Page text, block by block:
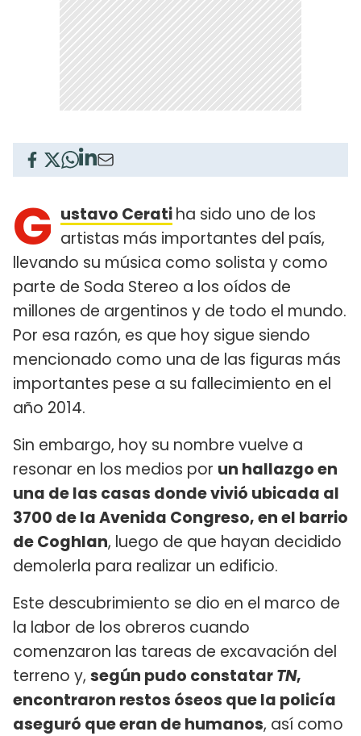
G ustavo Ceratiha sido uno de los
artistas más importantes del país,
llevando su música como solista y como
parte de Soda Stereo a los oídos de
millones de argentinos y de todo el mundo.
Por esa razón, es que hoy sigue siendo
mencionado como una de las figuras más
importantes pese a su fallecimiento en el
año 2014.
Sin embargo, hoy su nombre vuelve a
resonar en los medios por un hallazgo en
una de las casas donde vivió ubicada al
3700 de la Avenida Congreso, en el barrio
de Coghlan, luego de que hayan decidido
demolerla para realizar un edificio.
Este descubrimiento se dio en el marco de
la labor de los obreros cuando
comenzaron las tareas de excavación del
terreno y, según pudo constatarTN,
encontraron restos óseos que la policía
aseguró que eran de humanos, así como